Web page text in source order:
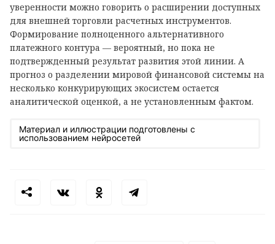
уверенности можно говорить о расширении доступных
для внешней торговли расчетных инструментов.
Формирование полноценного альтернативного
платежного контура — вероятный, но пока не
подтвержденный результат развития этой линии. А
прогноз о разделении мировой финансовой системы на
несколько конкурирующих экосистем остается
аналитической оценкой, а не установленным фактом.
Материал и иллюстрации подготовлены с
использованием нейросетей